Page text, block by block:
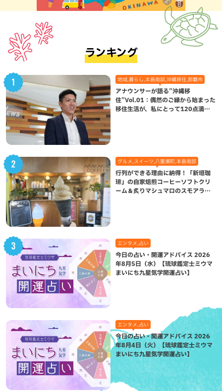
ランキング
地域,暮らし,本島南部,沖縄移住,那覇市
アナウンサーが語る”沖縄移
住”Vol.01：偶然のご縁から始まった
移住生活が、私にとって120点満点
グルメ,スイーツ,八重瀬町,本島南部
行列ができる理由に納得！「新垣珈
琲」の自家焙煎コーヒーソフトクリ
ーム＆炙りマシュマロのスモアラテ
エンタメ,占い
今日の占い・開運アドバイス 2026
年8月5日（水）【琉球鑑定士ミウマ
まいにち九星気学開運占い】
エンタメ,占い
今日の占い・開運アドバイス 2026
年8月4日（火）【琉球鑑定士ミウマ
まいにち九星気学開運占い】